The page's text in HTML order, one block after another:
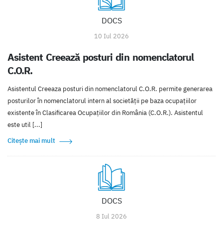
DOCS
10 Iul 2026
Asistent Creează posturi din nomenclatorul
C.O.R.
Asistentul Creeaza posturi din nomenclatorul C.O.R. permite generarea
posturilor în nomenclatorul intern al societății pe baza ocupațiilor
existente în Clasificarea Ocupațiilor din România (C.O.R.). Asistentul
este util [...]
Citește mai mult
DOCS
8 Iul 2026